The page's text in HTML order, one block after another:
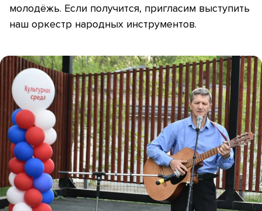
молодёжь. Если получится, пригласим выступить
наш оркестр народных инструментов.